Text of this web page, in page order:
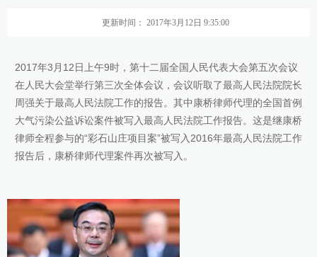
业务领域
社会责任
康桥法治研究院
康桥出版
更新时间： 2017年3月12日 9:35:00
2017年3月12日上午9时，第十二届全国人民代表大会第五次会议
在人民大会堂举行第三次全体会议，会议听取了最高人民法院院长
周强关于最高人民法院工作的报告。其中康桥律师代理的全国首例
大气污染公益诉讼案件被写入最高人民法院工作报告。这是继康桥
律师全程参与的“彩石山庄项目案”被写入2016年最高人民法院工作
报告后，康桥律师代理案件再次被写入。